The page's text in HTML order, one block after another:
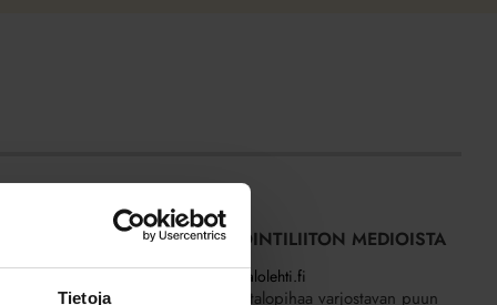
Tietoja
SISÄLTÖJÄ ISÄNNÖINTILIITON MEDIOISTA
Kotitalolehti.fi
Voiko omaa rivitalopihaa varjostavan puun